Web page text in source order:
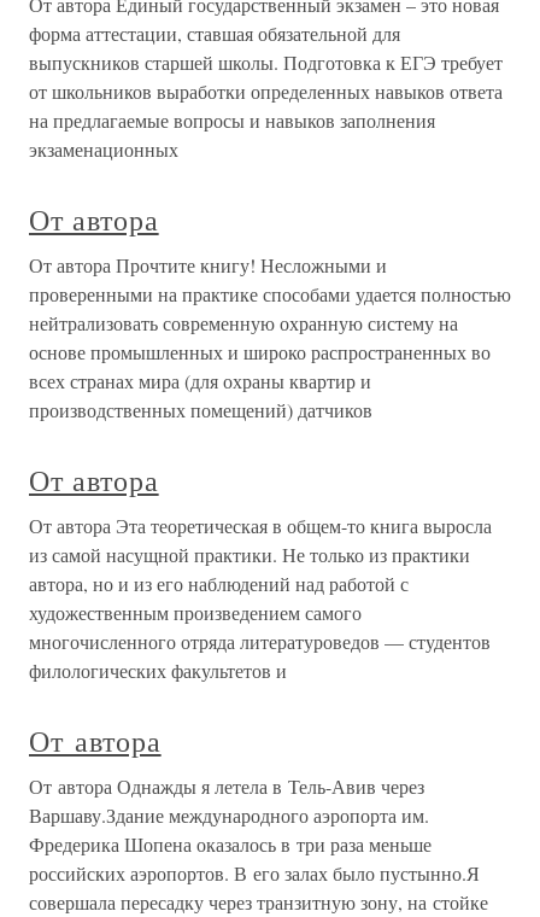
форма аттестации, ставшая обязательной для
выпускников старшей школы. Подготовка к ЕГЭ требует
от школьников выработки определенных навыков ответа
на предлагаемые вопросы и навыков заполнения
экзаменационных
От автора
От автора Прочтите книгу! Несложными и
проверенными на практике способами удается полностью
нейтрализовать современную охранную систему на
основе промышленных и широко распространенных во
всех странах мира (для охраны квартир и
производственных помещений) датчиков
От автора
От автора Эта теоретическая в общем-то книга выросла
из самой насущной практики. Не только из практики
автора, но и из его наблюдений над работой с
художественным произведением самого
многочисленного отряда литературоведов — студентов
филологических факультетов и
От автора
От автора Однажды я летела в Тель-Авив через
Варшаву.Здание международного аэропорта им.
Фредерика Шопена оказалось в три раза меньше
российских аэропортов. В его залах было пустынно.Я
совершала пересадку через транзитную зону, на стойке